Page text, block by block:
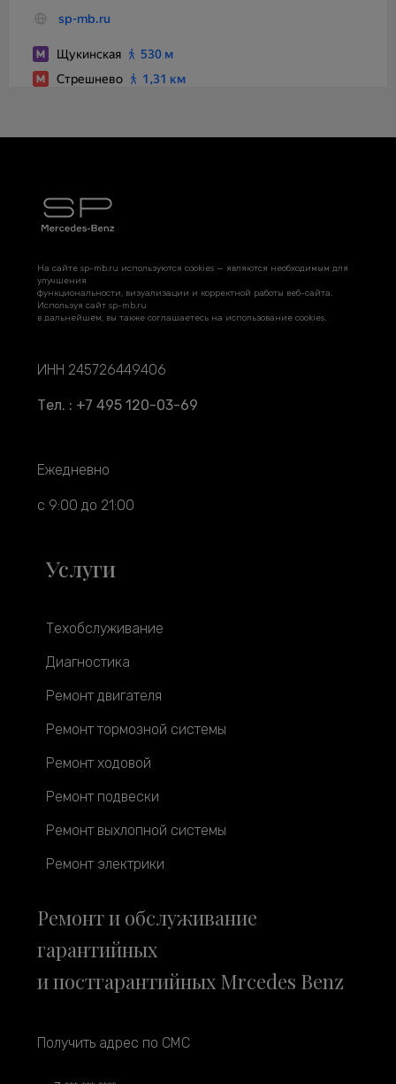
На сайте sp-mb.ru используются cookies — являются необходимым для
улучшения
функциональности, визуализации и корректной работы веб-сайта.
Используя сайт sp-mb.ru
в дальнейшем, вы также соглашаетесь на использование cookies.
ИНН 245726449406
Тел. : +7 495 120-03-69
Ежедневно
с 9:00 до 21:00
Услуги
Техобслуживание
Диагностика
Ремонт двигателя
Ремонт тормозной системы
Ремонт ходовой
Ремонт подвески
Ремонт выхлопной системы
Ремонт электрики
Ремонт и обслуживание
гарантийных
и постгарантийных Mrcedes Benz
Получить адрес по СМС